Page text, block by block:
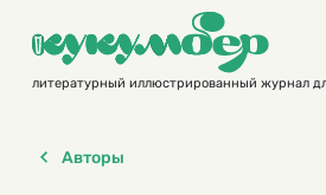
contentлитературный иллюстрированный журнал
Авторы